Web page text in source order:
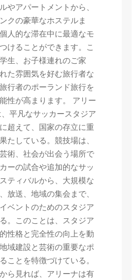
やアパートメントから、
クの豪華なホステルま
人的な滞在中に最適なモ
けることができます。こ
生、お子様連れのご家
た雰囲気を好む旅行者な
行者のポーランド旅行を
性が高まります。 アリー
平凡なサッカースタジア
超えて、国家の存立に重
たしている。競技場は、
術、社会が出会う場所で
ーの試合や追加的なサッ
ティバルから、大規模な
放送、地域の集会まで、
ベントのためのスタジア
。このことは、スタジア
性格と完全性の向上を動
域建設と芸術の重要なポ
ことを特徴づけている。
ら見れば、アリーナは有